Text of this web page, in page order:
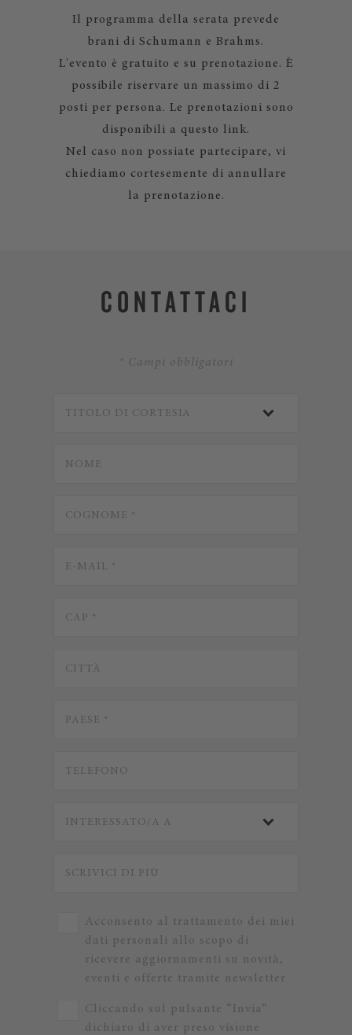
Il programma della serata prevede
brani di Schumann e Brahms.
L'evento è gratuito e su prenotazione. È
possibile riservare un massimo di 2
posti per persona. Le prenotazioni sono
disponibili a questo link.
Nel caso non possiate partecipare, vi
chiediamo cortesemente di annullare
la prenotazione.
CONTATTACI
* Campi obbligatori
Acconsento al trattamento dei miei
dati personali allo scopo di
ricevere aggiornamenti su novità,
eventi e offerte tramite newsletter
Cliccando sul pulsante “Invia”
dichiaro di aver preso visione